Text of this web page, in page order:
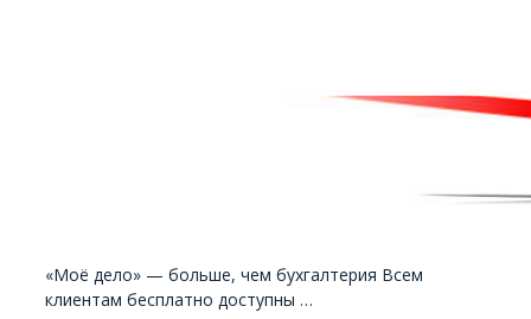
«Моё дело» — больше, чем бухгалтерия Всем
клиентам бесплатно доступны …